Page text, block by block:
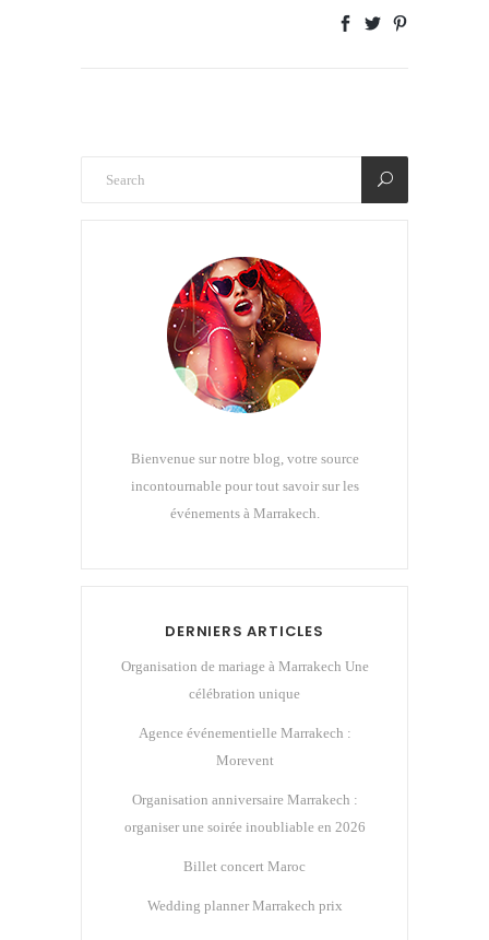
Bienvenue sur notre blog, votre source
incontournable pour tout savoir sur les
événements à Marrakech.
DERNIERS ARTICLES
Organisation de mariage à Marrakech Une
célébration unique
Agence événementielle Marrakech :
Morevent
Organisation anniversaire Marrakech :
organiser une soirée inoubliable en 2026
Billet concert Maroc
Wedding planner Marrakech prix